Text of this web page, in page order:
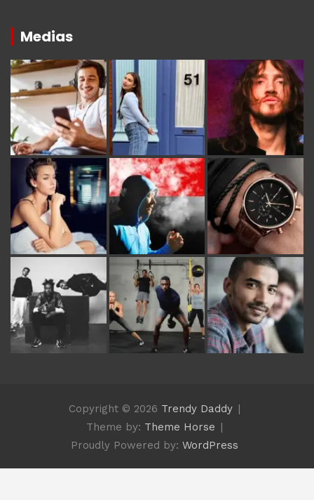
Medias
Copyright © 2026 Trendy Daddy
Theme by: Theme Horse
Proudly Powered by: WordPress